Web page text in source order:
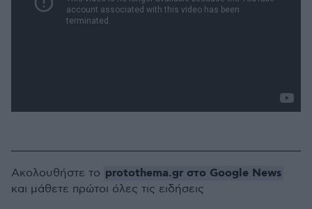
Ακολουθήστε το protothema.gr στο Google News
και μάθετε πρώτοι όλες τις ειδήσεις